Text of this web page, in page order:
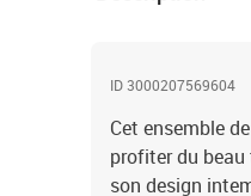
ID 3000207569604
Cet ensemble
profiter du
son design